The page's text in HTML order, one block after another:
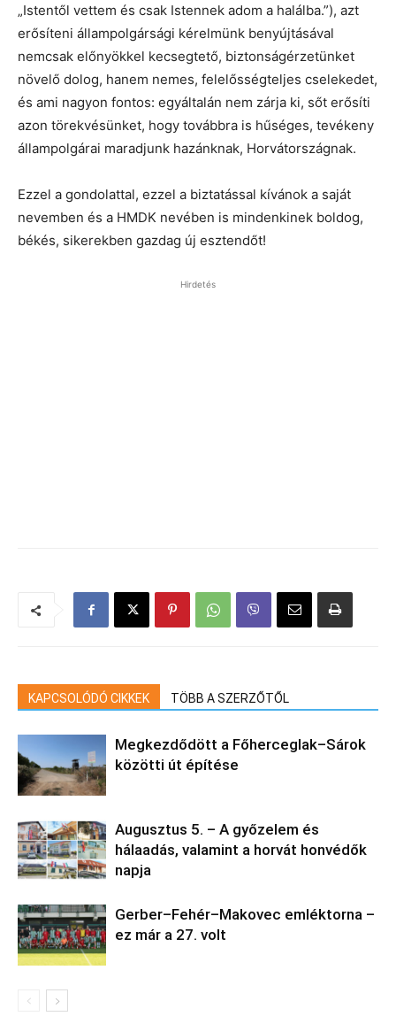
„Istentől vettem és csak Istennek adom a halálba.”), azt
erősíteni állampolgársági kérelmünk benyújtásával
nemcsak előnyökkel kecsegtető, biztonságérzetünket
növelő dolog, hanem nemes, felelősségteljes cselekedet,
és ami nagyon fontos: egyáltalán nem zárja ki, sőt erősíti
azon törekvésünket, hogy továbbra is hűséges, tevékeny
állampolgárai maradjunk hazánknak, Horvátországnak.
Ezzel a gondolattal, ezzel a biztatással kívánok a saját
nevemben és a HMDK nevében is mindenkinek boldog,
békés, sikerekben gazdag új esztendőt!
Hirdetés
KAPCSOLÓDÓ CIKKEK TÖBB A SZERZŐTŐL
Megkezdődött a Főherceglak–Sárok
közötti út építése
Augusztus 5. – A győzelem és
hálaadás, valamint a horvát honvédők
napja
Gerber–Fehér–Makovec emléktorna –
ez már a 27. volt